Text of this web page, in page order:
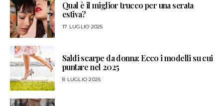
Qual è il miglior trucco per una serata
estiva?
17 LUGLIO 2025
Saldi scarpe da donna: Ecco i modelli su cui
puntare nel 2025
8 LUGLIO 2025